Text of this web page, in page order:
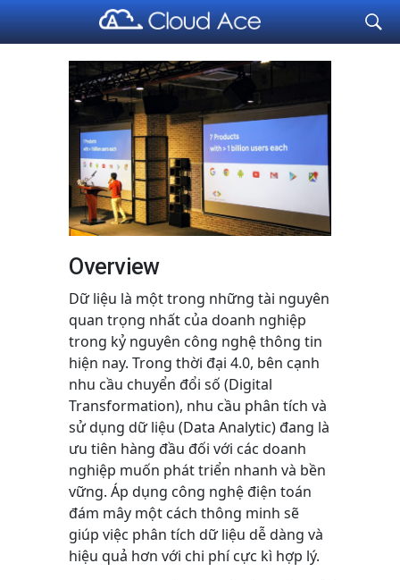
Cloud Ace
Nhà cung cấp giải pháp trên GCP cho doanh nghiệp
Overview
Dữ liệu là một trong những tài nguyên
quan trọng nhất của doanh nghiệp
trong kỷ nguyên công nghệ thông tin
hiện nay. Trong thời đại 4.0, bên cạnh
nhu cầu chuyển đổi số (Digital
Transformation), nhu cầu phân tích và
sử dụng dữ liệu (Data Analytic) đang là
ưu tiên hàng đầu đối với các doanh
nghiệp muốn phát triển nhanh và bền
vững. Áp dụng công nghệ điện toán
đám mây một cách thông minh sẽ
giúp việc phân tích dữ liệu dễ dàng và
hiệu quả hơn với chi phí cực kì hợp lý.